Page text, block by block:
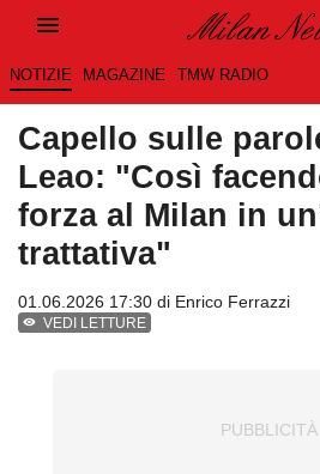
NOTIZIE MAGAZINE TMW RADIO
Capello sulle
Leao: "Così
forza al Milan in
trattativa"
01.06.2026 17:30 di Enrico Ferrazzi
VEDI LETTURE